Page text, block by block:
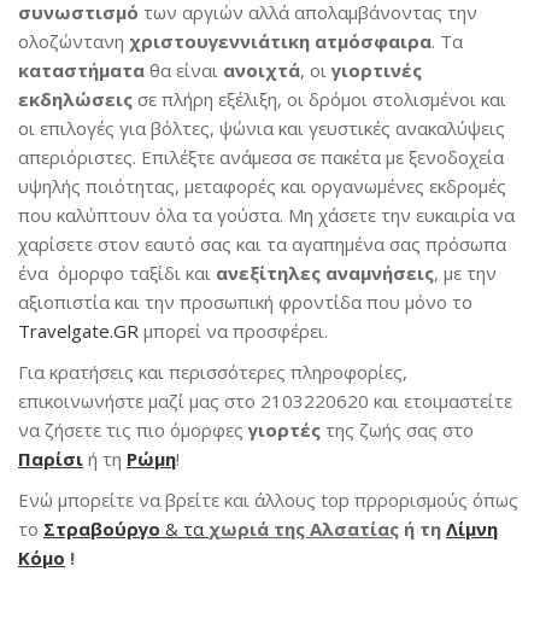
συνωστισμό των αργιών αλλά απολαμβάνοντας την
ολοζώντανη χριστουγεννιάτικη ατμόσφαιρα. Τα
καταστήματα θα είναι ανοιχτά, οιγιορτινές
εκδηλώσεις σε πλήρη εξέλιξη, οι δρόμοι στολισμένοι και
οι επιλογές για βόλτες, ψώνια και γευστικές ανακαλύψεις
απεριόριστες. Επιλέξτε ανάμεσα σε πακέτα με ξενοδοχεία
υψηλής ποιότητας, μεταφορές και οργανωμένες εκδρομές
που καλύπτουν όλα τα γούστα. Μη χάσετε την ευκαιρία να
χαρίσετε στον εαυτό σας και τα αγαπημένα σας πρόσωπα
ένα όμορφο ταξίδι και ανεξίτηλες αναμνήσεις, με την
αξιοπιστία και την προσωπική φροντίδα που μόνο το
Travelgate.GR μπορεί να προσφέρει.
Για κρατήσεις και περισσότερες πληροφορίες,
επικοινωνήστε μαζί μας στο 2103220620 και ετοιμαστείτε
να ζήσετε τις πιο όμορφεςγιορτές της ζωής σας στο
Παρίσι ή τη Ρώμη!
Ενώ μπορείτε να βρείτε και άλλους top πρρορισμούς όπως
το Στραβούργο & τα χωριά της Αλσατίας ή τη Λίμνη
Κόμο !